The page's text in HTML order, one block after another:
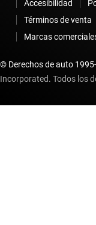
Accesibilidad
Términos de venta
Marcas
© Derechos de auto 1995-
Incorporated. Todos los